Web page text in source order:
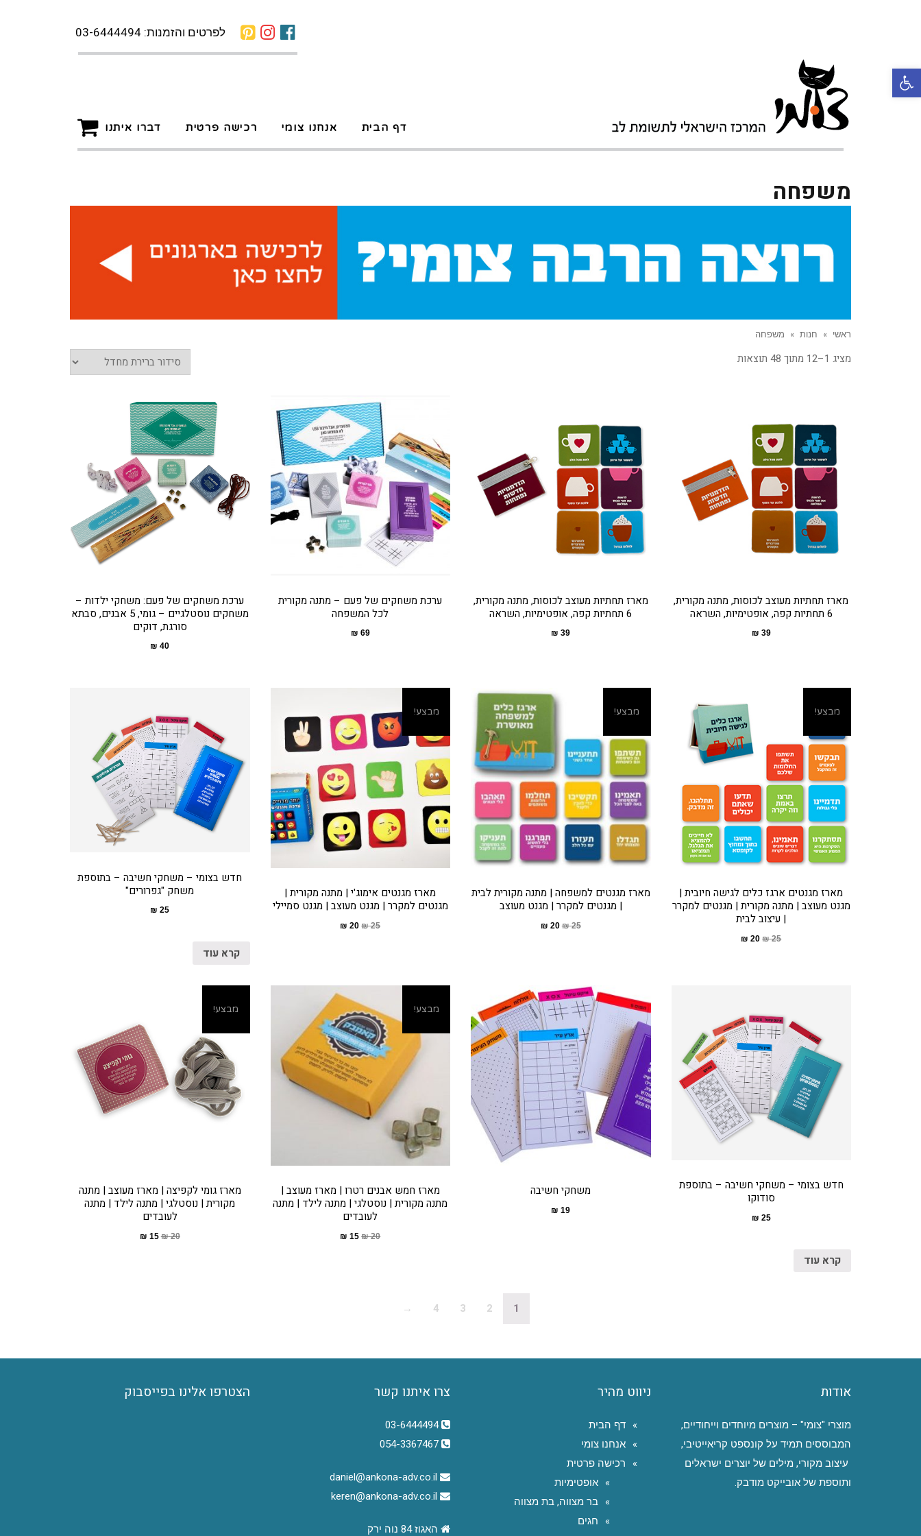
פתח סרגל נגישות
לפרטים והזמנות: 03-6444494
דף הבית אנחנו צומי רכישה פרטית דברו איתנו
משפחה
ראשי » חנות » משפחה
מציג 1–12 מתוך 48 תוצאות
מארז תחתיות מעוצב לכוסות, מתנה מקורית,
6 תחתיות קפה, אופטימיות, השראה
39
₪
מארז תחתיות מעוצב לכוסות, מתנה מקורית,
6 תחתיות קפה, אופטימיות, השראה
39
₪
ערכת משחקים של פעם – מתנה מקורית
לכל המשפחה
69
₪
ערכת משחקים של פעם: משחקי ילדות –
משחקים נוסטלגיים – גומי, 5 אבנים, סבתא
סורגת, דוקים
40
₪
מבצע!
מארז מגנטים ארגז כלים לגישה חיובית |
מגנט מעוצב | מתנה מקורית | מגנטים למקרר
| עיצוב לבית
25
₪
20
₪
מבצע!
מארז מגנטים למשפחה | מתנה מקורית לבית
| מגנטים למקרר | מגנט מעוצב
25
₪
20
₪
מבצע!
מארז מגנטים אימוג'י | מתנה מקורית |
מגנטים למקרר | מגנט מעוצב | מגנט סמיילי
25
₪
20
₪
חדש בצומי – משחקי חשיבה – בתוספת
משחק "גפרורים"
25
₪
קרא עוד
חדש בצומי – משחקי חשיבה – בתוספת
סודוקו
25
₪
קרא עוד
משחקי חשיבה
19
₪
מבצע!
מארז חמש אבנים רטרו | מארז מעוצב |
מתנה מקורית | נוסטלגי | מתנה לילד | מתנה
לעובדים
20
₪
15
₪
מבצע!
מארז גומי לקפיצה | מארז מעוצב | מתנה
מקורית | נוסטלגי | מתנה לילד | מתנה
לעובדים
20
₪
15
₪
1
2
3
4
→
אודות
מוצרי "צומי" – מוצרים מיוחדים וייחודיים,
המבוססים תמיד על קונספט קריאייטיבי,
עיצוב מקורי, מילים של יוצרים ישראלים
ותוספת של אובייקט מודבק.
ניווט מהיר
דף הבית
אנחנו צומי
רכישה פרטית
אופטימיות
בר מצווה, בת מצווה
חגים
צרו איתנו קשר
03-6444494
daniel@ankona-adv.co.il
keren@ankona-adv.co.il
האגוז 84 נוה ירק
הצטרפו אלינו בפייסבוק